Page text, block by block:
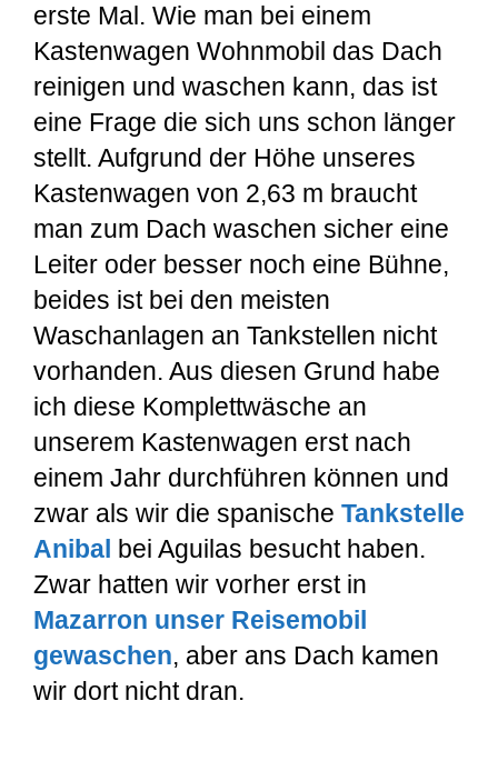
erste Mal. Wie man bei einem
Kastenwagen Wohnmobil das Dach
reinigen und waschen kann, das ist
eine Frage die sich uns schon länger
stellt. Aufgrund der Höhe unseres
Kastenwagen von 2,63 m braucht
man zum Dach waschen sicher eine
Leiter oder besser noch eine Bühne,
beides ist bei den meisten
Waschanlagen an Tankstellen nicht
vorhanden. Aus diesen Grund habe
ich diese Komplettwäsche an
unserem Kastenwagen erst nach
einem Jahr durchführen können und
zwar als wir die spanische Tankstelle
Anibal bei Aguilas besucht haben.
Zwar hatten wir vorher erst in
Mazarron unser Reisemobil
gewaschen, aber ans Dach kamen
wir dort nicht dran.